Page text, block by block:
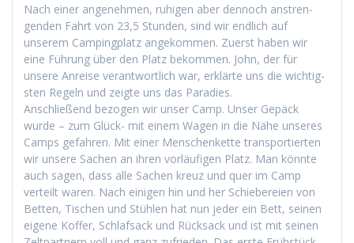
Nach ein­er angenehmen, ruhi­gen aber den­noch anstren­
gen­den Fahrt von 23,5 Stun­den, sind wir endlich auf
unserem Camp­ing­platz angekom­men. Zuerst haben wir
eine Führung über den Platz bekom­men. John, der für
unsere Anreise ver­ant­wortlich war, erk­lärte uns die wichtig­
sten Regeln und zeigte uns das Paradies.
Anschließend bezo­gen wir unser Camp. Unser Gepäck
wurde – zum Glück- mit einem Wagen in die Nähe unseres
Camps gefahren. Mit ein­er Men­schen­kette trans­portierten
wir unsere Sachen an ihren vor­läu­fi­gen Platz. Man kön­nte
auch sagen, dass alle Sachen kreuz und quer im Camp
verteilt waren. Nach eini­gen hin und her Schiebereien von
Bet­ten, Tis­chen und Stühlen hat nun jed­er ein Bett, seinen
eigene Kof­fer, Schlaf­sack und Rück­sack und ist mit seinen